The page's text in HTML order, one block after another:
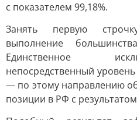
с показателем 99,18%.
Занять первую
выполнение
Единственное
непосредственный
— по этому направлению
позиции в РФ с